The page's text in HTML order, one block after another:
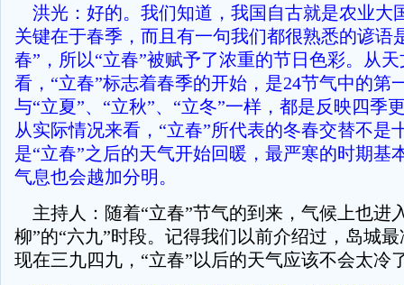
洪光：好的。我们知道，我国自古就是农业大
关键在于春季，而且有一句我们都很熟悉的谚语
春”，所以“立春”被赋予了浓重的节日色彩。从
看，“立春”标志着春季的开始，是24节气中的第
与“立夏”、“立秋”、“立冬”一样，都是反映四季
从实际情况来看，“立春”所代表的冬春交替不是
是“立春”之后的天气开始回暖，最严寒的时期基
气息也会越加分明。
主持人：随着“立春”节气的到来，气候上也进
柳”的“六九”时段。记得我们以前介绍过，岛城
现在三九四九，“立春”以后的天气应该不会太冷